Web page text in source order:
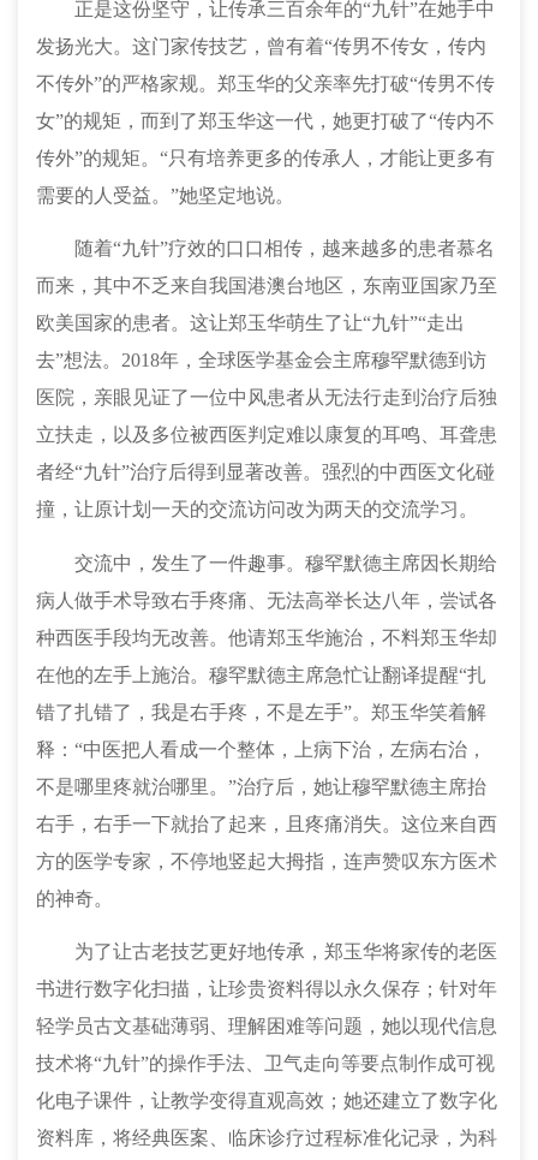
正是这份坚守，让传承三百余年的“九针”在她手中
发扬光大。这门家传技艺，曾有着“传男不传女，传内
不传外”的严格家规。郑玉华的父亲率先打破“传男不传
女”的规矩，而到了郑玉华这一代，她更打破了“传内不
传外”的规矩。“只有培养更多的传承人，才能让更多有
需要的人受益。”她坚定地说。
随着“九针”疗效的口口相传，越来越多的患者慕名
而来，其中不乏来自我国港澳台地区，东南亚国家乃至
欧美国家的患者。这让郑玉华萌生了让“九针”“走出
去”想法。2018年，全球医学基金会主席穆罕默德到访
医院，亲眼见证了一位中风患者从无法行走到治疗后独
立扶走， 以及 多位被西医判定难以康复的耳鸣、耳聋患
者经“九针”治疗后得到显著改善。强烈的中西医文化碰
撞，让原计划一天的交流访问改为两天的交流学习。
交流中，发生了一件趣事。穆罕默德主席因长期给
病人做手术导致右手疼痛、无法高举长达八年，尝试各
种西医手段均无改善。他请郑玉华施治，不料郑玉华却
在他的左手上施治。穆罕默德主席急忙让翻译提醒“扎
错了扎错了，我是右手疼，不是左手”。郑玉华笑着解
释：“中医把人看成一个整体，上病下治，左病右治，
不是哪里疼就治哪里。”治疗后，她让穆罕默德主席抬
右手， 右手一下就抬了起来， 且 疼痛消失。这位来自西
方的医学专家，不停地竖起大拇指，连声赞叹东方医术
的神奇。
为了让古老技艺更好地传承，郑玉华将家传的老医
书进行数字化扫描，让珍贵资料得以永久保存；针对年
轻学员古文基础薄弱、理解困难等问题 ，她以现代信息
技术将“九针”的操作手法、卫气走向等要点制作成可视
化电子课件，让教学变得直观高效 ； 她还建立了数字化
资料库，将经典医案、临床诊疗过程标准化记录，为科